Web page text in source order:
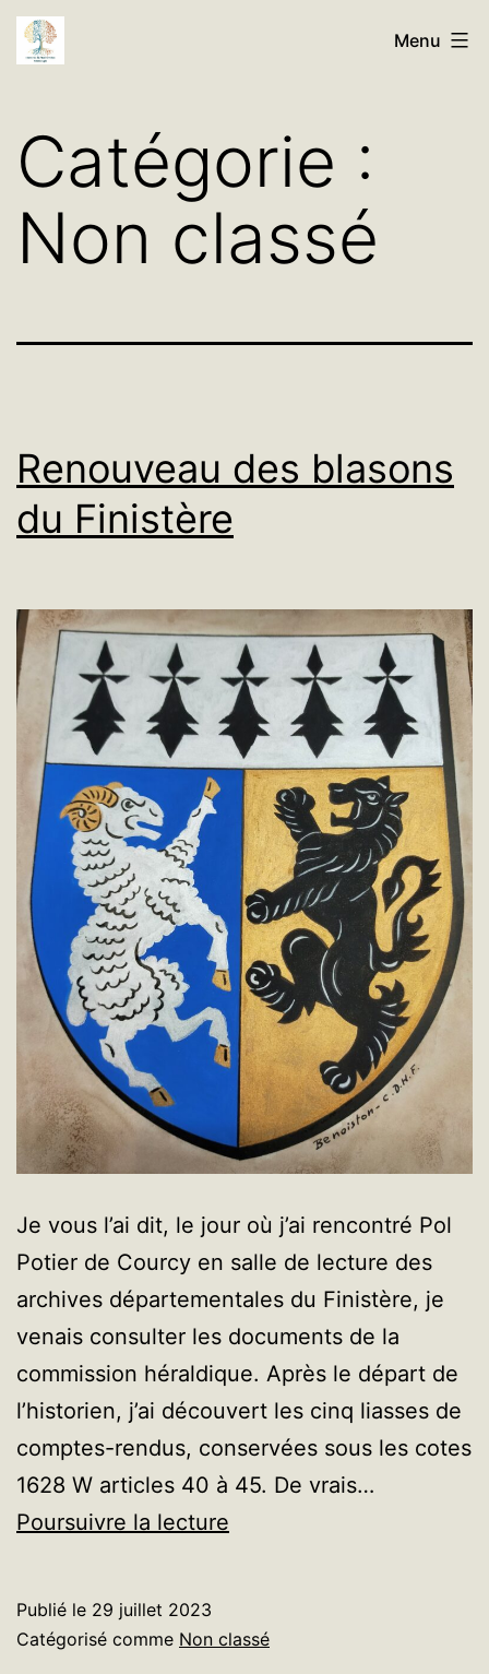
Aller
Histoires
Familles
Généalogie
Menu
Catégorie :
Non classé
Renouveau des blasons
du Finistère
Je vous l’ai dit, le jour où j’ai rencontré Pol
Potier de Courcy en salle de lecture des
archives départementales du Finistère, je
venais consulter les documents de la
commission héraldique. Après le départ de
l’historien, j’ai découvert les cinq liasses de
comptes-rendus, conservées sous les cotes
1628 W articles 40 à 45. De vrais…
Poursuivre la lecture
du
Publié le 29 juillet 2023
Catégorisé comme Non classé